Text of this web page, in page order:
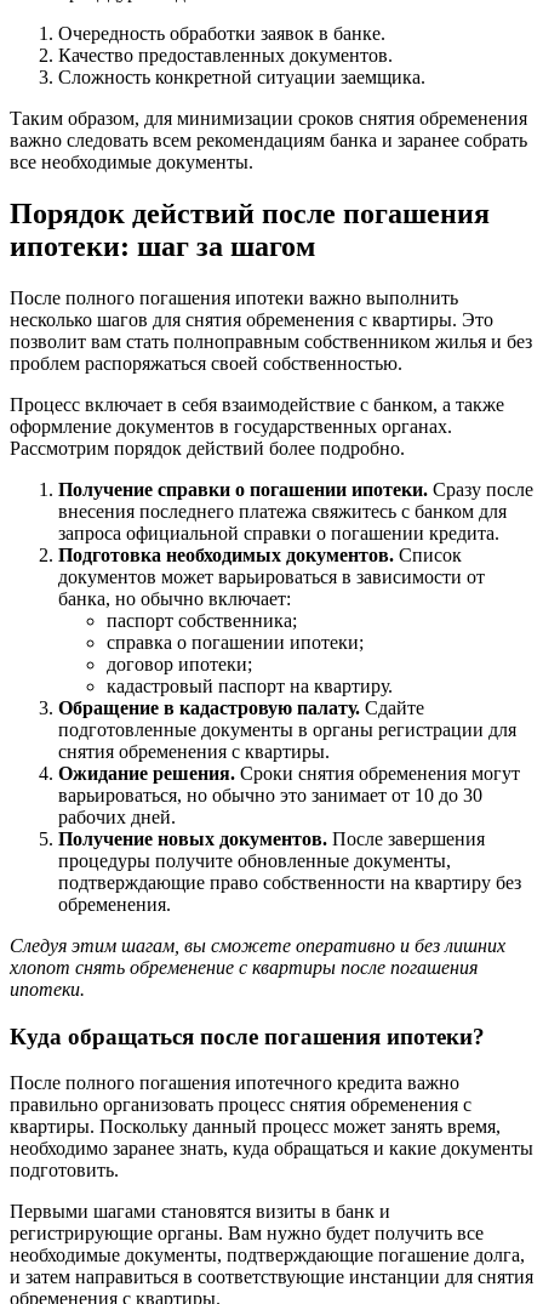
Очередность обработки заявок в банке.
Качество предоставленных документов.
Сложность конкретной ситуации заемщика.
Таким образом, для минимизации сроков снятия обременения
важно следовать всем рекомендациям банка и заранее собрать
все необходимые документы.
Порядок действий после погашения
ипотеки: шаг за шагом
После полного погашения ипотеки важно выполнить
несколько шагов для снятия обременения с квартиры. Это
позволит вам стать полноправным собственником жилья и без
проблем распоряжаться своей собственностью.
Процесс включает в себя взаимодействие с банком, а также
оформление документов в государственных органах.
Рассмотрим порядок действий более подробно.
Получение справки о погашении ипотеки. Сразу после
внесения последнего платежа свяжитесь с банком для
запроса официальной справки о погашении кредита.
Подготовка необходимых документов. Список
документов может варьироваться в зависимости от
банка, но обычно включает:
паспорт собственника;
справка о погашении ипотеки;
договор ипотеки;
кадастровый паспорт на квартиру.
Обращение в кадастровую палату. Сдайте
подготовленные документы в органы регистрации для
снятия обременения с квартиры.
Ожидание решения. Сроки снятия обременения могут
варьироваться, но обычно это занимает от 10 до 30
рабочих дней.
Получение новых документов. После завершения
процедуры получите обновленные документы,
подтверждающие право собственности на квартиру без
обременения.
Следуя этим шагам, вы сможете оперативно и без лишних
хлопот снять обременение с квартиры после погашения
ипотеки.
Куда обращаться после погашения ипотеки?
После полного погашения ипотечного кредита важно
правильно организовать процесс снятия обременения с
квартиры. Поскольку данный процесс может занять время,
необходимо заранее знать, куда обращаться и какие документы
подготовить.
Первыми шагами становятся визиты в банк и
регистрирующие органы. Вам нужно будет получить все
необходимые документы, подтверждающие погашение долга,
и затем направиться в соответствующие инстанции для снятия
обременения с квартиры.